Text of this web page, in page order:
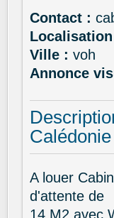
Contact :
Ville : voh
Annonce
Calédonie
A louer
d'attente de
14 M2 avec